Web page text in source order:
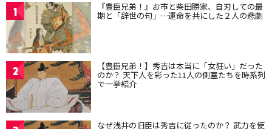
1 『豊臣兄弟！』お市と柴田勝家、自刃しての最
期と「辞世の句」…運命を共にした２人の悲劇
2 【豊臣兄弟！】秀吉は本当に「女狂い」だった
のか？ 天下人を彩った11人の側室たちを時系列
で一挙紹介
なぜ浅井の旧臣は秀吉に従ったのか？ 武力を使